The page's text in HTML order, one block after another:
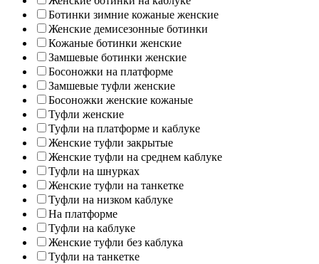
Ботинки зимние кожаные женские
Женские демисезонные ботинки
Кожаные ботинки женские
Замшевые ботинки женские
Босоножки на платформе
Замшевые туфли женские
Босоножки женские кожаные
Туфли женские
Туфли на платформе и каблуке
Женские туфли закрытые
Женские туфли на среднем каблуке
Туфли на шнурках
Женские туфли на танкетке
Туфли на низком каблуке
На платформе
Туфли на каблуке
Женские туфли без каблука
Туфли на танкетке